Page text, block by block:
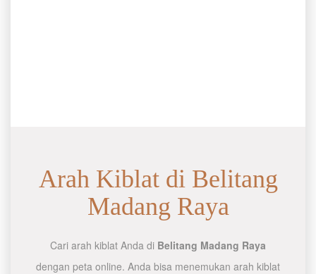
Arah Kiblat di Belitang
Madang Raya
Cari arah kiblat Anda di Belitang Madang Raya
dengan peta online. Anda bisa menemukan arah kiblat